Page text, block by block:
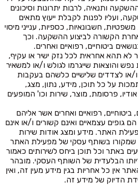
ותנאיה, לרבות יתרונות וסיכונים
ועליו לפנות לקבלת ייעוץ מתאים
משפטיות, חשבונאיות, כספיות, ענייני מיסוי
אחרת הקשורה לביצוע ההשקעה. וכך
ביטוחיים, רפואיים ואחרים.
תהא אחראית לכל נזק ישיר או עקיף,
והוצאות שייגרמו לגולש ו/או למשאיר
או לצדדים שלישיים כלשהם בעקבות
על כל תוכן, מידע, נתון, מצג,
אודיו, פרסומת, מוצר, שירות וכו' המופעים
ביטוחיים, רפואיים ואחרים אשר אליהם
גופים עצמאיים ואינם קשורים ו/או אינם
האתר. מידע ומצג אודות שירות
בשותף עסקי של מפעילת האתר
באתר וכל תוכן ביחס לשירותים כאמור
הבלעדית של השותף העסקי. מובהר
אין כל אחריות בגין מידע מעין זה, ואין
הדיוק של מידע זה.